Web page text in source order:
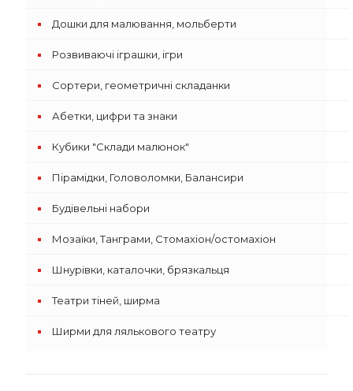
Дошки для малювання, мольберти
Розвиваючі іграшки, ігри
Сортери, геометричні складанки
Абетки, цифри та знаки
Кубики "Склади малюнок"
Пірамідки, Головоломки, Балансири
Будівельні набори
Мозаїки, Танграми, Стомахіон/остомахіон
Шнурівки, каталочки, брязкальця
Театри тіней, ширма
Ширми для лялькового театру